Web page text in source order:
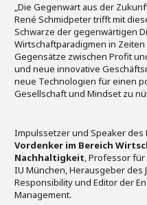
„Die Gegenwart aus der
René Schmidpeter trifft mit
Schwarze der gegenwärtigen
Wirtschaftparadigmen in
Gegensätze zwischen Profit
und neue innovative
neue Technologien für einen
Gesellschaft und Mindset zu
Impulssetzer und Speaker des
Vordenker im Bereich
Nachhaltigkeit, Professor
IU München, Herausgeber des
Responsibility und Editor der
Management.